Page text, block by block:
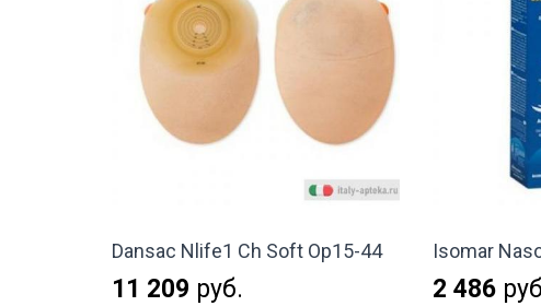
Dansac Nlife1 Ch Soft Op15-44
11 209 руб.
Isomar
2 486